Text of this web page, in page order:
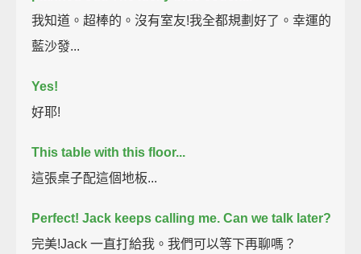
我知道。超棒的。沒有室友!我全都規劃好了。幸運的
藍沙發...
Yes!
好耶!
This table with this floor...
這張桌子配這個地板...
Perfect! Jack keeps calling me. Can we talk later?
完美!Jack 一直打給我。我們可以等下再聊嗎？